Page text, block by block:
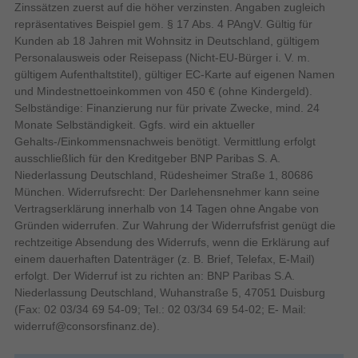
Premium-AI für alle
Mit einem Prozessor bis zu AMD Ryzen™ AI 7 350 (50 TOPs)
bietet dieses Notebook mehr von allem, was Gamer wünschen:
hohe Core-Anzahl und hohe Taktfrequenzen für begeisternde
Bildraten, großer On-Chip-Speicher für extrem geringe Latenz
sowie erweiterte Energieeffizienz und integrierte AI-Verarbeitung
für Gaming-Funktionen der nächsten Generation.
Windows 11 Home
Betriebssystem
Bis zu
AMD Ryzen™ 7 350-
Prozessoren
Bis zu
50 TOPS
AI-Engine
Bis zu
Natives Seitenverhältnis
Bildqualität
Panel-Typ
Display-Oberfläche
43,9 cm
Bildschirmdiagonale
Display-Auflösung 1920 x 1080 Pixel
Zinssätzen zuerst auf die höher verzinsten. Angaben zugleich
repräsentatives Beispiel gem. § 17 Abs. 4 PAngV. Gültig für
Kunden ab 18 Jahren mit Wohnsitz in Deutschland, gültigem
Personalausweis oder Reisepass (Nicht-EU-Bürger i. V. m.
gültigem Aufenthaltstitel), gültiger EC-Karte auf eigenen Namen
und Mindestnettoeinkommen von 450 € (ohne Kindergeld).
Selbständige: Finanzierung nur für private Zwecke, mind. 24
Monate Selbständigkeit. Ggfs. wird ein aktueller
Gehalts-/Einkommensnachweis benötigt. Vermittlung erfolgt
ausschließlich für den Kreditgeber BNP Paribas S. A.
Niederlassung Deutschland, Rüdesheimer Straße 1, 80686
München. Widerrufsrecht: Der Darlehensnehmer kann seine
Vertragserklärung innerhalb von 14 Tagen ohne Angabe von
Gründen widerrufen. Zur Wahrung der Widerrufsfrist genügt die
rechtzeitige Absendung des Widerrufs, wenn die Erklärung auf
einem dauerhaften Datenträger (z. B. Brief, Telefax, E-Mail)
erfolgt. Der Widerruf ist zu richten an: BNP Paribas S.A.
Niederlassung Deutschland, Wuhanstraße 5, 47051 Duisburg
(Fax: 02 03/34 69 54-09; Tel.: 02 03/34 69 54-02; E- Mail:
widerruf@consorsfinanz.de).